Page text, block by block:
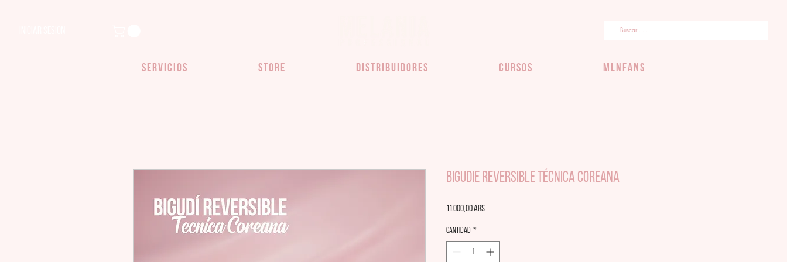
SERVICIOS STORE DISTRIBUIDORES CURSOS MLNFans
Bigudie Reversible Técnica Coreana
11.000,00 ARSPrecio
Cantidad *